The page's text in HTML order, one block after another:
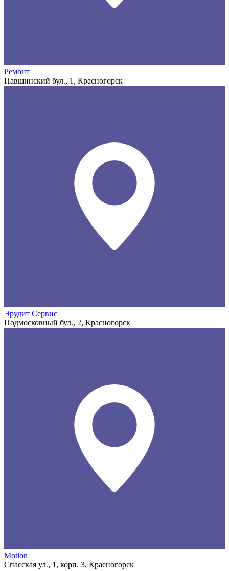
Ремонт
Павшинский бул., 1, Красногорск
Эрудит Сервис
Подмосковный бул., 2, Красногорск
Motion
Спасская ул., 1, корп. 3, Красногорск